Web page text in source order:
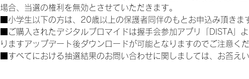
場合、当選の権利を無効とさせていただきます。
■小学生以下の方は、20歳以上の保護者同伴のもとお申込み頂きま
■ご購入されたデジタルブロマイドは握手会参加アプリ「DISTA」
りますアップデート後ダウンロードが可能となりますのでご注意くだ
■すべてにおける抽選結果のお問い合わせに関しましては、お答え